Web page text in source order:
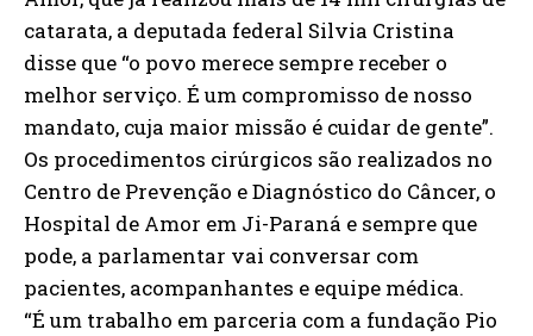
catarata, a deputada federal Silvia Cristina
disse que “o povo merece sempre receber o
melhor serviço. É um compromisso de nosso
mandato, cuja maior missão é cuidar de gente”.
Os procedimentos cirúrgicos são realizados no
Centro de Prevenção e Diagnóstico do Câncer, o
Hospital de Amor em Ji-Paraná e sempre que
pode, a parlamentar vai conversar com
pacientes, acompanhantes e equipe médica.
“É um trabalho em parceria com a fundação Pio